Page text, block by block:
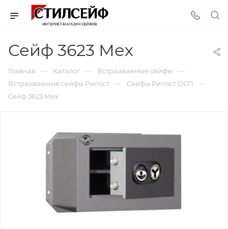
Сейф 3623 Мех
Главная — Каталог — Встраиваемые сейфы —
Встраиваемые сейфы Рипост — Сейфы Рипост ОСП —
Сейф 3623 Мех